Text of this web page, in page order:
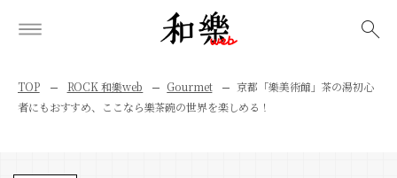
TOP ROCK 和樂web Gourmet
京都「樂美術館」茶の湯初心
者にもおすすめ、ここなら樂茶碗の世界を楽しめる！